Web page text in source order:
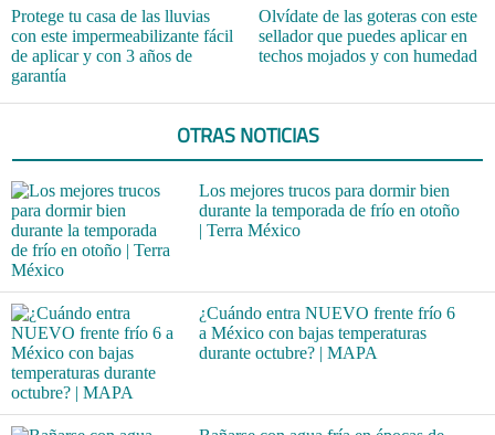
Protege tu casa de las lluvias
con este impermeabilizante fácil
de aplicar y con 3 años de
garantía
Olvídate de las goteras con este
sellador que puedes aplicar en
techos mojados y con humedad
OTRAS NOTICIAS
Los mejores trucos para dormir bien
durante la temporada de frío en otoño
| Terra México
¿Cuándo entra NUEVO frente frío 6
a México con bajas temperaturas
durante octubre? | MAPA